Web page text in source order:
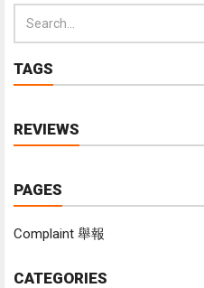
TAGS
REVIEWS
PAGES
Complaint 舉報
CATEGORIES